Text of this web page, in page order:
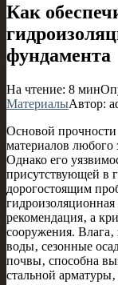
Как
фундамента
На чтение: 8 мин
МатериалыАвтор:
Основой прочности
материалов любого
Однако его
присутствующей в
дорогостоящим
рекомендация‚ а
сооружения.
воды‚ сезонные
почвы‚ способна
стальной